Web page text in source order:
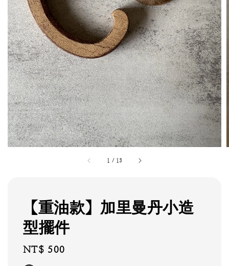
1 / 13
【重油款】加里曼丹小造
型擺件
Regular
price
NT$ 500